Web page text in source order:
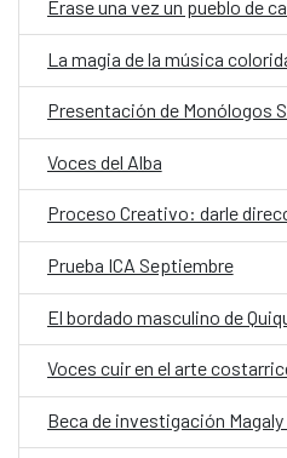
Érase una vez un pueblo de
La magia de la música
Presentación de Monólogos
Voces del Alba
Proceso Creativo: darle
Prueba ICA Septiembre
El bordado masculino de
Voces cuir en el arte
Beca de investigación Magaly